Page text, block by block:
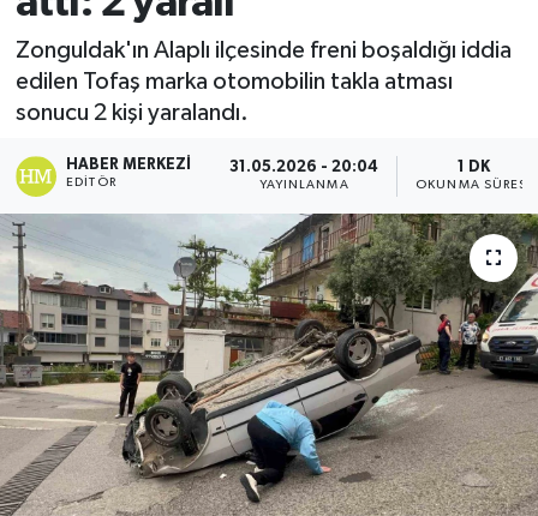
Zonguldak'ın Alaplı ilçesinde freni boşaldığı iddia
edilen Tofaş marka otomobilin takla atması
sonucu 2 kişi yaralandı.
HABER MERKEZI
EDITÖR
31.05.2026 - 20:04
YAYINLANMA
1 DK
OKUNMA SÜRESI
Ekonomi
Sağlık
Tokat Haber